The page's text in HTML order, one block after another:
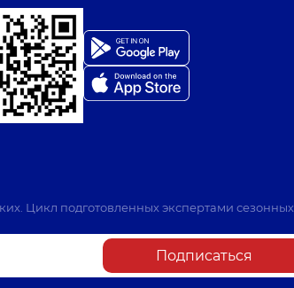
Цикл подготовленных экспертами сезонных
Подписаться